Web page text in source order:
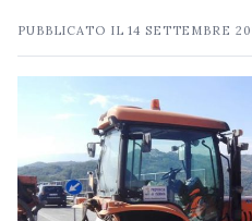
PUBBLICATO IL14 SETTEMBRE